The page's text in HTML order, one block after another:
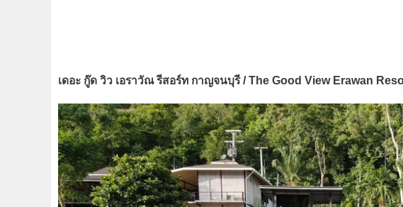
เดอะ กู๊ด วิว เอราวัณ รีสอร์ท กาญจนบุรี / The Good View Erawan